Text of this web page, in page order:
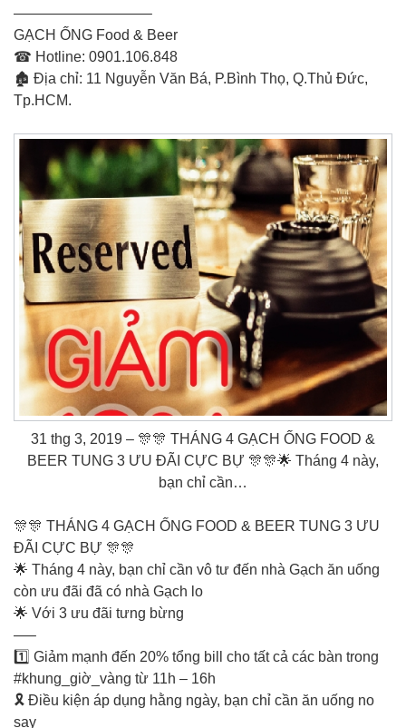
—————————–
GẠCH ỐNG Food & Beer
☎ Hotline: 0901.106.848
🏚 Địa chỉ: 11 Nguyễn Văn Bá, P.Bình Thọ, Q.Thủ Đức,
Tp.HCM.
31 thg 3, 2019 – ️🎊️🎊 THÁNG 4 GẠCH ỐNG FOOD &
BEER TUNG 3 ƯU ĐÃI CỰC BỰ ️🎊️🎊🌟 Tháng 4 này,
bạn chỉ cần…
️🎊️🎊 THÁNG 4 GẠCH ỐNG FOOD & BEER TUNG 3 ƯU
ĐÃI CỰC BỰ ️🎊️🎊
🌟 Tháng 4 này, bạn chỉ cần vô tư đến nhà Gạch ăn uống
còn ưu đãi đã có nhà Gạch lo
🌟 Với 3 ưu đãi tưng bừng
—–
1️⃣ Giảm mạnh đến 20% tổng bill cho tất cả các bàn trong
#khung_giờ_vàng từ 11h – 16h
🎗️ Điều kiện áp dụng hằng ngày, bạn chỉ cần ăn uống no
say